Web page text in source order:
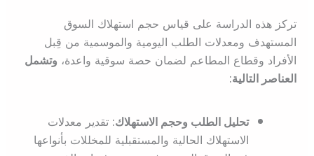
تركز هذه الدراسة على قياس حجم استهلاك السوق
المستهدف ومعدلات الطلب اليومية والموسمية من قِبل
الأفراد وقطاع المطاعم لضمان حصة سوقية واعدة، وتشمل
العناصر التالية:
تحليل الطلب وحجم الاستهلاك:تقدير معدلات
الاستهلاك الحالية والمستقبلية للمخللات بأنواعها